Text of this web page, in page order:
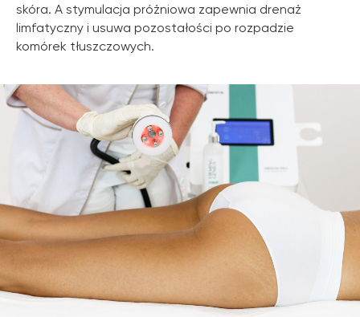
skóra. A stymulacja próżniowa zapewnia drenaż
limfatyczny i usuwa pozostałości po rozpadzie
komórek tłuszczowych.